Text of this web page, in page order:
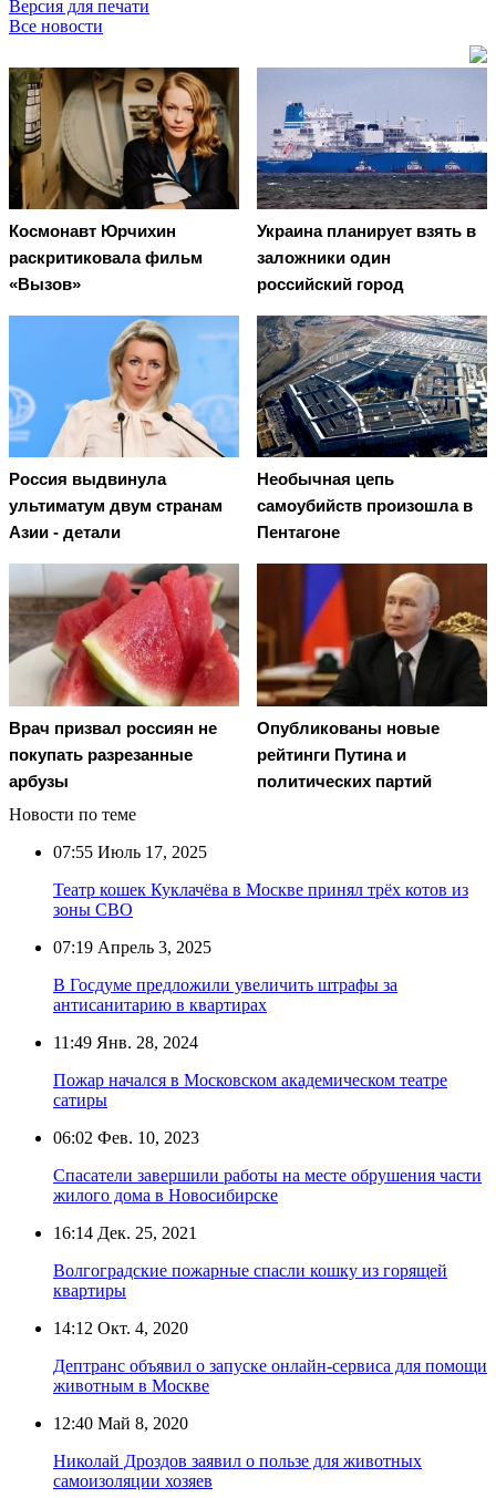
Версия для печати
Все новости
Космонавт Юрчихин
раскритиковала фильм
«Вызов»
Украина планирует взять в
заложники один
российский город
Россия выдвинула
ультиматум двум странам
Азии - детали
Необычная цепь
самоубийств произошла в
Пентагоне
Врач призвал россиян не
покупать разрезанные
арбузы
Опубликованы новые
рейтинги Путина и
политических партий
Новости по теме
07:55 Июль 17, 2025
Театр кошек Куклачёва в Москве принял трёх котов из
зоны СВО
07:19 Апрель 3, 2025
В Госдуме предложили увеличить штрафы за
антисанитарию в квартирах
11:49 Янв. 28, 2024
Пожар начался в Московском академическом театре
сатиры
06:02 Фев. 10, 2023
Спасатели завершили работы на месте обрушения части
жилого дома в Новосибирске
16:14 Дек. 25, 2021
Волгоградские пожарные спасли кошку из горящей
квартиры
14:12 Окт. 4, 2020
Дептранс объявил о запуске онлайн-сервиса для помощи
животным в Москве
12:40 Май 8, 2020
Николай Дроздов заявил о пользе для животных
самоизоляции хозяев